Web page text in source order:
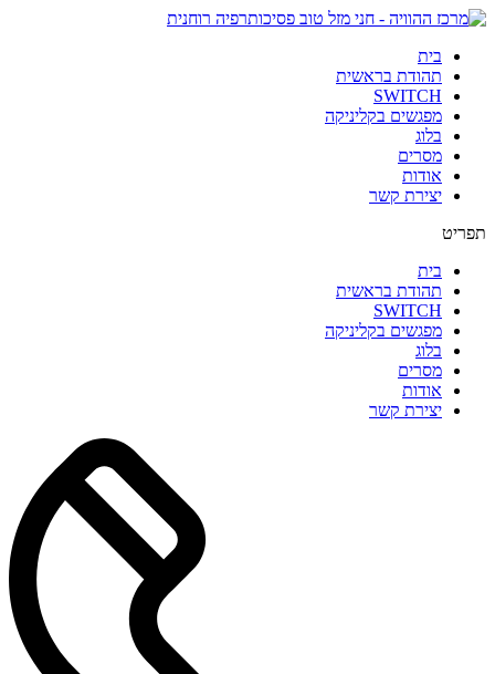
בית
תהודת בראשית
SWITCH
מפגשים בקליניקה
בלוג
מסרים
אודות
יצירת קשר
תפריט
בית
תהודת בראשית
SWITCH
מפגשים בקליניקה
בלוג
מסרים
אודות
יצירת קשר